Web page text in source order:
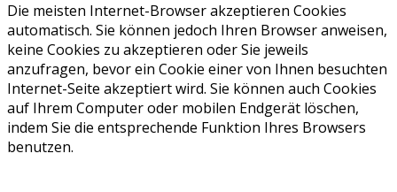
Die meisten Internet-Browser akzeptieren Cookies
automatisch. Sie können jedoch Ihren Browser anweisen,
keine Cookies zu akzeptieren oder Sie jeweils
anzufragen, bevor ein Cookie einer von Ihnen besuchten
Internet-Seite akzeptiert wird. Sie können auch Cookies
auf Ihrem Computer oder mobilen Endgerät löschen,
indem Sie die entsprechende Funktion Ihres Browsers
benutzen.